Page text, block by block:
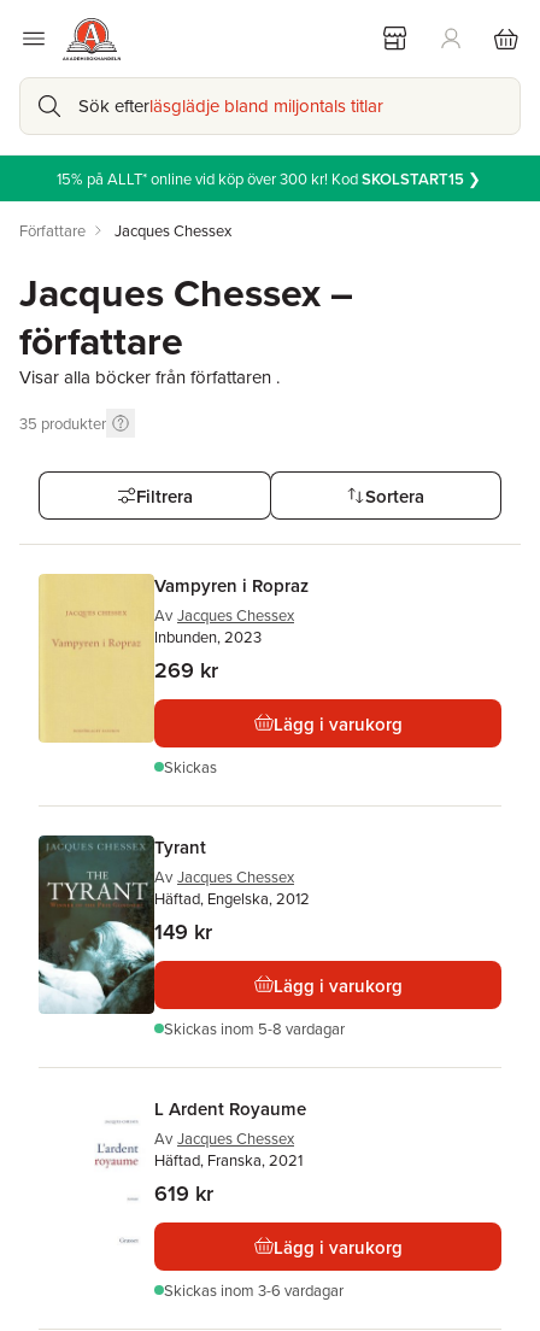
Sök efterläsglädje bland miljontals titlar
15% på ALLT* online vid köp över 300 kr! KodSKOLSTART15❯
Författare Jacques Chessex
Jacques Chessex –
författare
Visar alla böcker från författaren .
35 produkter
Filtrera Sortera
Vampyren i Ropraz
Av Jacques Chessex
Inbunden, 2023
269 kr
Lägg i varukorg
Skickas
Tyrant
Av Jacques Chessex
Häftad, Engelska, 2012
149 kr
Lägg i varukorg
Skickas inom 5-8 vardagar
L Ardent Royaume
Av Jacques Chessex
Häftad, Franska, 2021
619 kr
Lägg i varukorg
Skickas inom 3-6 vardagar